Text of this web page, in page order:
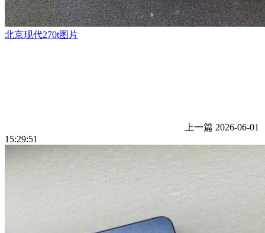
北京现代270t图片
上一篇 2026-06-01
15:29:51